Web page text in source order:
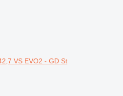
VS EVO2 - GD St